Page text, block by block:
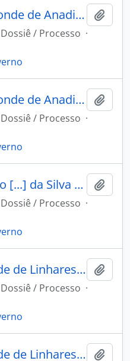
AVISO RÉGIO do Visconde de Anadia ao [Governador e Capitão General da Capitania de Mato Grosso] Caetano Pinto de Miranda e Montenegro.
Dossiê / Processo ·
AVISO RÉGIO do Visconde de Anadia ao [Governador e Capitão General da Capitania de Mato Grosso] Caetano Pinto de Miranda e Montenegro.
Dossiê / Processo ·
AVISO RÉGIO de Pedro [...] da Silva Telles ao [Governador e Capitão-General da Capitania de Mato Grosso] João Carlos Augusto D’Oeynhausen e Gravemberg.
Dossiê / Processo ·
AVISO RÉGIO do Conde de Linhares ao [Governador e Capitão-General da Capitania de Mato Grosso] João Carlos Augusto D’Oeynhausen e Gravemberg.
Dossiê / Processo ·
AVISO RÉGIO do Conde de Linhares ao [Governador e Capitão-General da Capitania de Mato Grosso] João Carlos Augusto D’Oeynhausen e Gravemberg.